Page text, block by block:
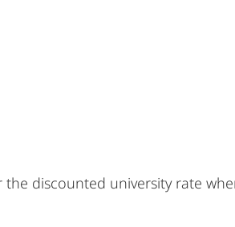
discounted university rate